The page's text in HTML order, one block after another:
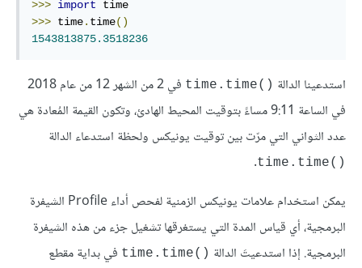
>>> import
>>> time. time()
1543813875.3518236
استدعينا الدالة time.time()‎
في 2 من الشهر 12 من عام 2018
في الساعة 9:11 مساءً بتوقيت المحيط الهادئ، وتكون القيمة المُعادة هي
عدد الثواني التي مرّت بين توقيت يونيكس ولحظة استدعاء الدالة
time.time()‎
.
يمكن استخدام علامات يونيكس الزمنية لفحص أداء Profile الشيفرة
البرمجية، أي قياس المدة التي يستغرقها تشغيل جزء من هذه الشيفرة
البرمجية. إذا استدعيتَ الدالة time.time()‎ في بداية مقطع